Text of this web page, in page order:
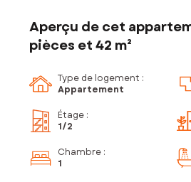
Aperçu de cet
pièces et 42 m²
Type de logement :
Appartement
Étage :
1/2
Chambre :
1